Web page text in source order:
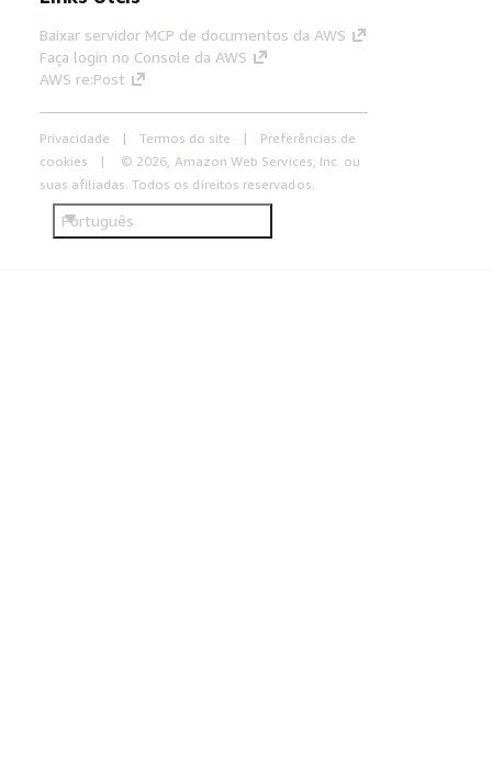
Baixar servidor MCP de documentos da AWS
Faça login no Console da AWS
AWS re:Post
Privacidade Termos do site
Preferências de
cookies
© 2026, Amazon Web Services, Inc. ou
suas afiliadas. Todos os direitos reservados.
Português